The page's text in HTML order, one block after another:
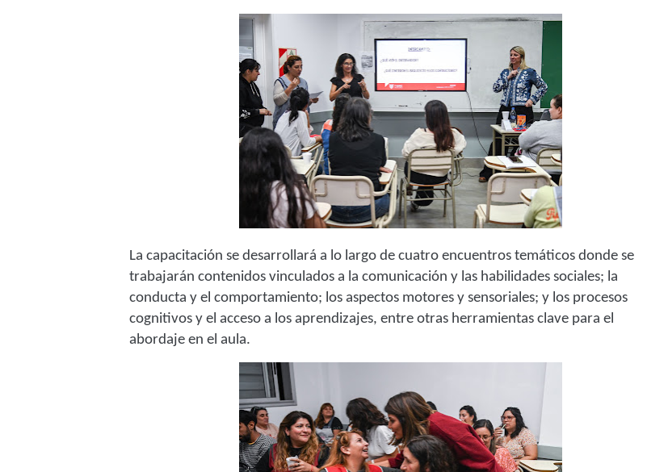
La capacitación se desarrollará a lo largo de cuatro encuentros temáticos donde se
trabajarán contenidos vinculados a la comunicación y las habilidades sociales; la
conducta y el comportamiento; los aspectos motores y sensoriales; y los procesos
cognitivos y el acceso a los aprendizajes, entre otras herramientas clave para el
abordaje en el aula.